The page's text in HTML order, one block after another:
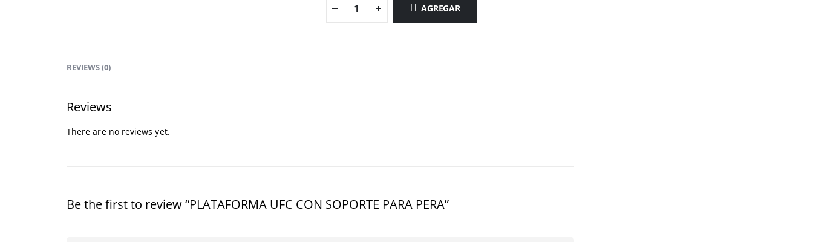
AGREGAR
REVIEWS (0)
Reviews
There are no reviews yet.
Be the first to review “PLATAFORMA UFC CON SOPORTE PARA PERA”